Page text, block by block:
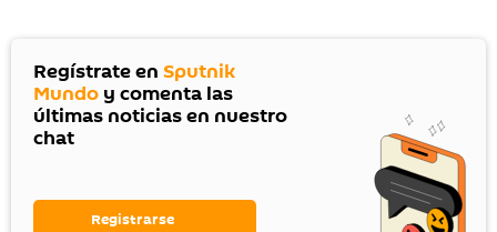
Regístrate en Sputnik
Mundo y comenta las
últimas noticias en nuestro
chat
Registrarse